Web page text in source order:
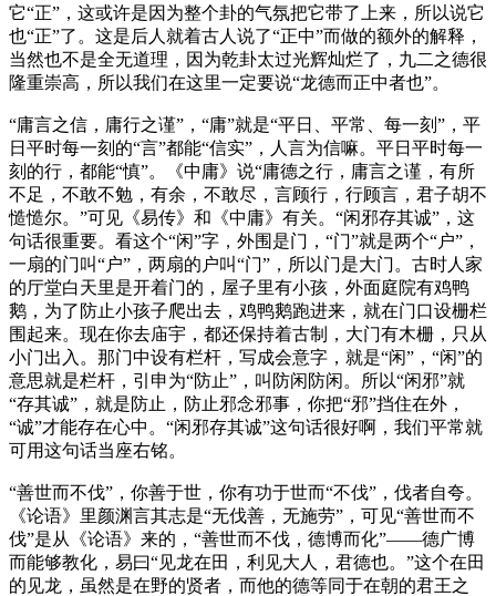
它“正”，这或许是因为整个卦的气氛把它带了上来，所以说它
也“正”了。这是后人就着古人说了“正中”而做的额外的解释，
当然也不是全无道理，因为乾卦太过光辉灿烂了，九二之德很
隆重崇高，所以我们在这里一定要说“龙德而正中者也”。
“庸言之信，庸行之谨”，“庸”就是“平日、平常、每一刻”，平
日平时每一刻的“言”都能“信实”，人言为信嘛。平日平时每一
刻的行，都能“慎”。《中庸》说“庸德之行，庸言之谨，有所
不足，不敢不勉，有余，不敢尽，言顾行，行顾言，君子胡不
慥慥尔。”可见《易传》和《中庸》有关。“闲邪存其诚”，这
句话很重要。看这个“闲”字，外围是门，“门”就是两个“户”，
一扇的门叫“户”，两扇的户叫“门”，所以门是大门。古时人家
的厅堂白天里是开着门的，屋子里有小孩，外面庭院有鸡鸭
鹅，为了防止小孩子爬出去，鸡鸭鹅跑进来，就在门口设栅栏
围起来。现在你去庙宇，都还保持着古制，大门有木栅，只从
小门出入。那门中设有栏杆，写成会意字，就是“闲”，“闲”的
意思就是栏杆，引申为“防止”，叫防闲防闲。所以“闲邪”就
“存其诚”，就是防止，防止邪念邪事，你把“邪”挡住在外，
“诚”才能存在心中。“闲邪存其诚”这句话很好啊，我们平常就
可用这句话当座右铭。
“善世而不伐”，你善于世，你有功于世而“不伐”，伐者自夸。
《论语》里颜渊言其志是“无伐善，无施劳”，可见“善世而不
伐”是从《论语》来的，“善世而不伐，德博而化”——德广博
而能够教化，易曰“见龙在田，利见大人，君德也。”这个在田
的见龙，虽然是在野的贤者，而他的德等同于在朝的君王之